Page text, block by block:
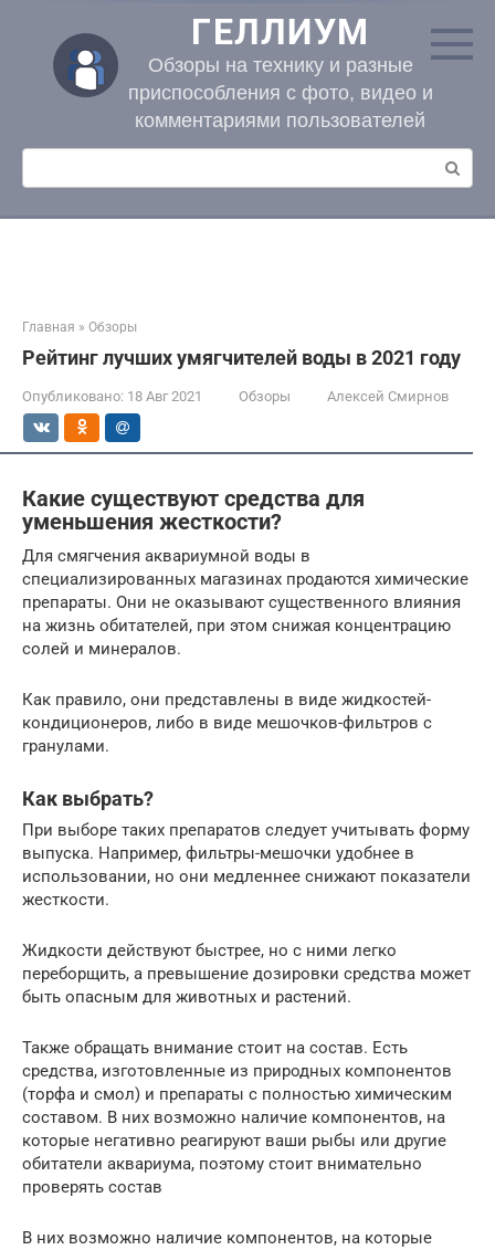
контенту
ГЕЛЛИУМ
Обзоры на технику и разные
приспособления с фото, видео и
комментариями пользователей
Поиск:
Главная » Обзоры
Рейтинг лучших умягчителей воды в 2021 году
Опубликовано: 18 Авг 2021 Обзоры Алексей Смирнов
Какие существуют средства для
уменьшения жесткости?
Для смягчения аквариумной воды в
специализированных магазинах продаются химические
препараты. Они не оказывают существенного влияния
на жизнь обитателей, при этом снижая концентрацию
солей и минералов.
Как правило, они представлены в виде жидкостей-
кондиционеров, либо в виде мешочков-фильтров с
гранулами.
Как выбрать?
При выборе таких препаратов следует учитывать форму
выпуска. Например, фильтры-мешочки удобнее в
использовании, но они медленнее снижают показатели
жесткости.
Жидкости действуют быстрее, но с ними легко
переборщить, а превышение дозировки средства может
быть опасным для животных и растений.
Также обращать внимание стоит на состав. Есть
средства, изготовленные из природных компонентов
(торфа и смол) и препараты с полностью химическим
составом. В них возможно наличие компонентов, на
которые негативно реагируют ваши рыбы или другие
обитатели аквариума, поэтому стоит внимательно
проверять состав
В них возможно наличие компонентов, на которые